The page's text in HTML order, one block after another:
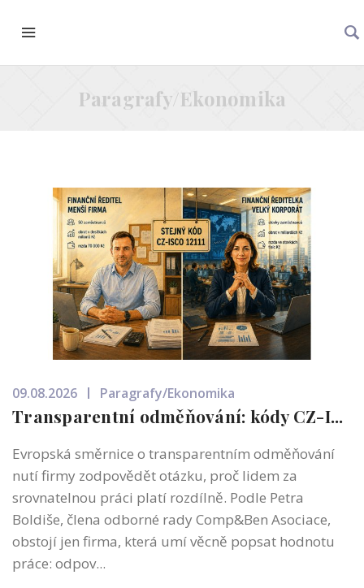
Paragrafy/Ekonomika
09.08.2026 Paragrafy/Ekonomika
Transparentní odměňování: kódy CZ-I...
Evropská směrnice o transparentním odměňování
nutí firmy zodpovědět otázku, proč lidem za
srovnatelnou práci platí rozdílně. Podle Petra
Boldiše, člena odborné rady Comp&Ben Asociace,
obstojí jen firma, která umí věcně popsat hodnotu
práce: odpov...